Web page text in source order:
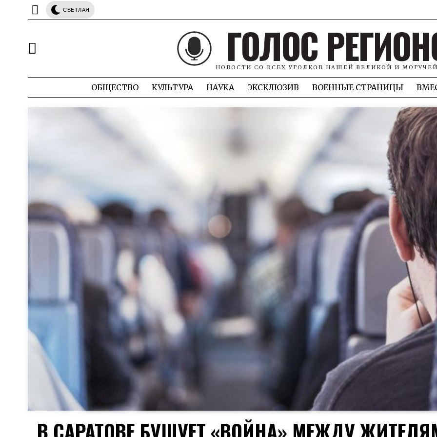
СВЕТЛАЯ
ГОЛОС
НОВОСТИ СО ВСЕХ УГОЛКОВ НАШЕЙ ВЕЛИКОЙ И
ОБЩЕСТВО КУЛЬТУРА НАУКА ЭКСКЛЮЗИВ ВОЕННЫЕ СТРАНИЦЫ
В САРАТОВЕ БУШУЕТ «ВОЙНА» МЕЖДУ